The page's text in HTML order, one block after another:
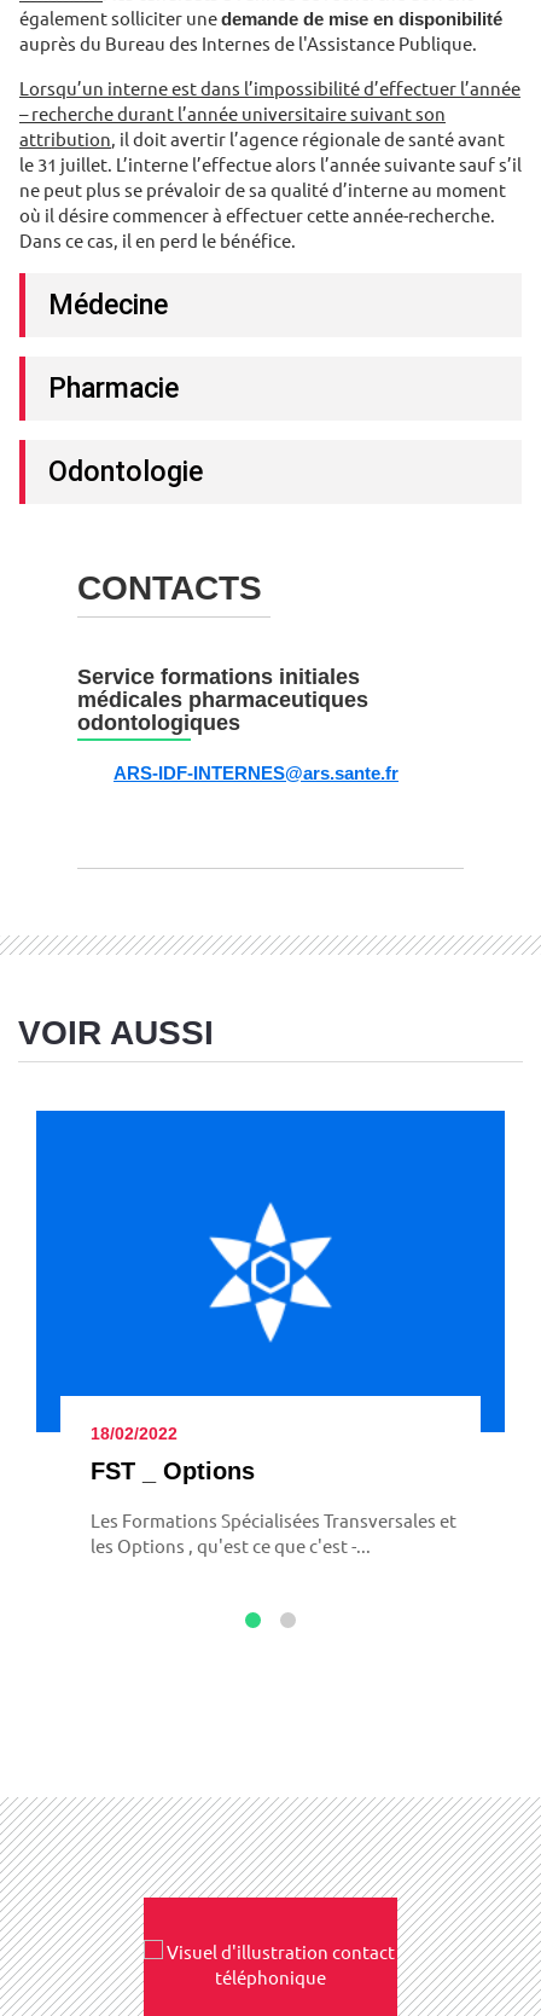
également solliciter unedemande de mise en disponibilité
auprès du Bureau des Internes de l'Assistance Publique.
Lorsqu’un interne est dans l’impossibilité d’effectuer l’année
– recherche durant l’année universitaire suivant son
attribution, il doit avertir l’agence régionale de santé avant
le 31 juillet. L’interne l’effectue alors l’année suivante sauf s’il
ne peut plus se prévaloir de sa qualité d’interne au moment
où il désire commencer à effectuer cette année-recherche.
Dans ce cas, il en perd le bénéfice.
Médecine
Pharmacie
Odontologie
CONTACTS
Service formations initiales
médicales pharmaceutiques
odontologiques
ARS-IDF-INTERNES@ars.sante.fr
VOIR AUSSI
18/02/2022
FST _ Options
Les Formations Spécialisées Transversales et
les Options , qu'est ce que c'est -...